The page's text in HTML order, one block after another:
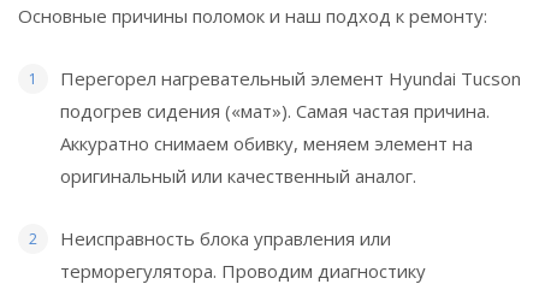
Основные причины поломок и наш подход к ремонту:
Перегорел нагревательный элемент Hyundai Tucson
подогрев сидения («мат»). Самая частая причина.
Аккуратно снимаем обивку, меняем элемент на
оригинальный или качественный аналог.
Неисправность блока управления или
терморегулятора. Проводим диагностику